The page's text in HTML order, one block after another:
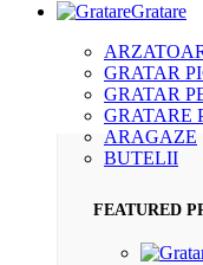
Gratare
GRATAR
GRATAR
GRATARE
ARAGAZE
BUTELII
FEATURED